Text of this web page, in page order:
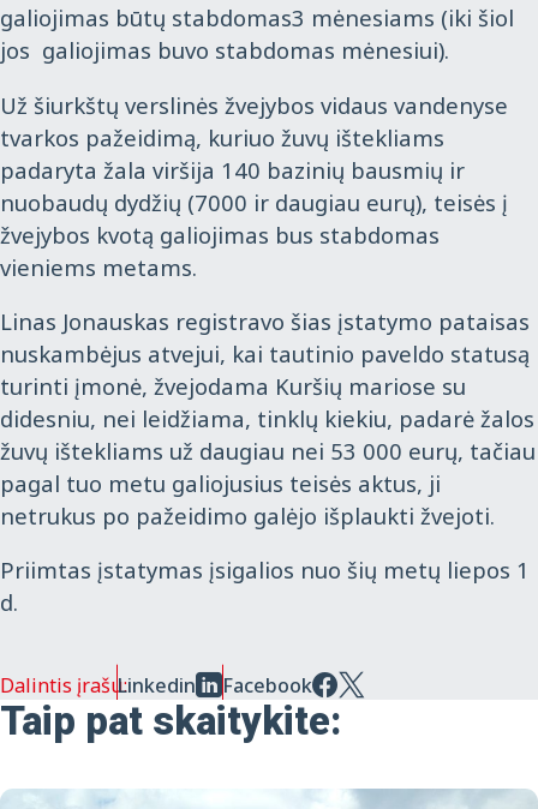
galiojimas būtų stabdomas3 mėnesiams (iki šiol
jos galiojimas buvo stabdomas mėnesiui).
Už šiurkštų verslinės žvejybos vidaus vandenyse
tvarkos pažeidimą, kuriuo žuvų ištekliams
padaryta žala viršija 140 bazinių bausmių ir
nuobaudų dydžių (7000 ir daugiau eurų), teisės į
žvejybos kvotą galiojimas bus stabdomas
vieniems metams.
Linas Jonauskas registravo šias įstatymo pataisas
nuskambėjus atvejui, kai tautinio paveldo statusą
turinti įmonė, žvejodama Kuršių mariose su
didesniu, nei leidžiama, tinklų kiekiu, padarė žalos
žuvų ištekliams už daugiau nei 53 000 eurų, tačiau
pagal tuo metu galiojusius teisės aktus, ji
netrukus po pažeidimo galėjo išplaukti žvejoti.
Priimtas įstatymas įsigalios nuo šių metų liepos 1
d.
Dalintis įrašu:Linkedin Facebook
Taip pat skaitykite: